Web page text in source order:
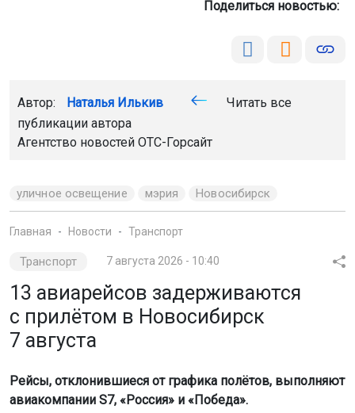
Поделиться новостью:
Автор: Наталья Илькив
Читать все
публикации автора
Агентство новостей ОТС-Горсайт
уличное освещение мэрия Новосибирск
Главная Новости Транспорт
Транспорт 7 августа 2026 - 10:40
13 авиарейсов задерживаются
с прилётом в Новосибирск
7 августа
Рейсы, отклонившиеся от графика полётов, выполняют
авиакомпании S7, «Россия» и «Победа».